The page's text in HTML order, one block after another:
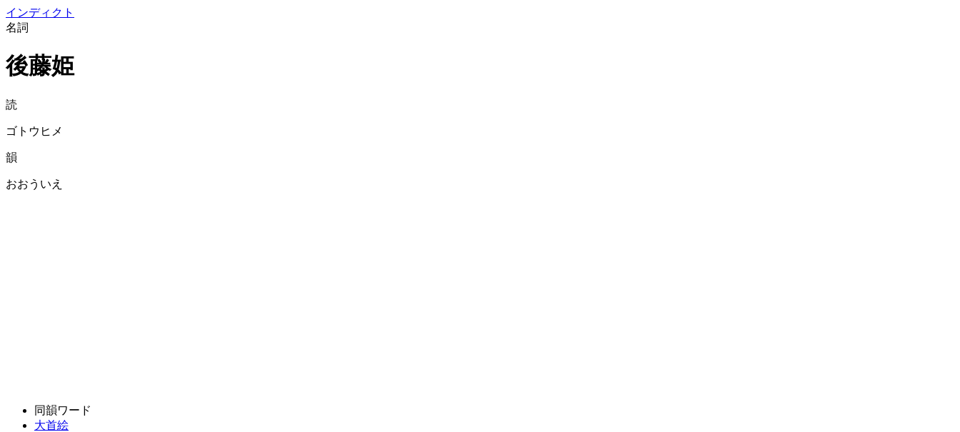
インディクト
名詞
後藤姫
読
ゴトウヒメ
韻
おおういえ
同韻ワード
大首絵